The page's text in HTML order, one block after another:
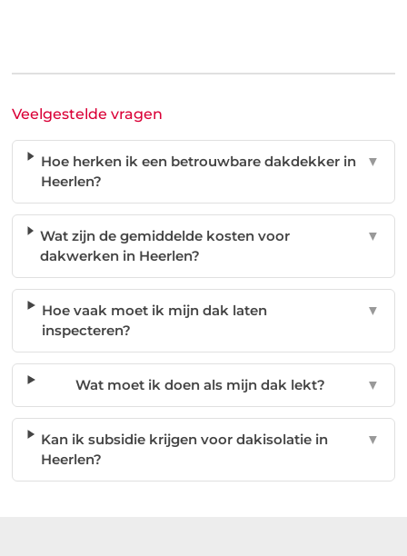
Veelgestelde vragen
Hoe herken ik een betrouwbare dakdekker in
Heerlen?
▼
Wat zijn de gemiddelde kosten voor
dakwerken in Heerlen?
▼
Hoe vaak moet ik mijn dak laten
inspecteren?
▼
Wat moet ik doen als mijn dak lekt? ▼
Kan ik subsidie krijgen voor dakisolatie in
Heerlen?
▼